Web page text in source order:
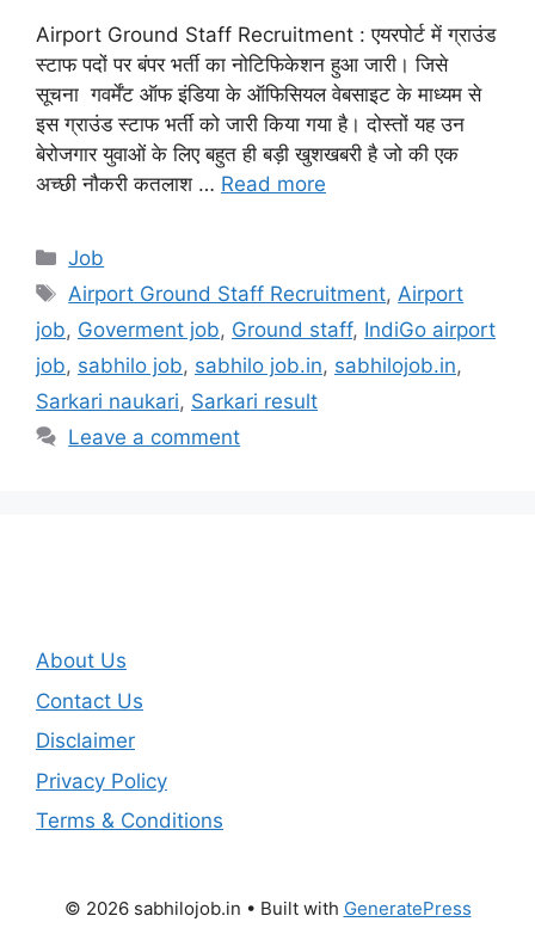
Airport Ground Staff Recruitment : एयरपोर्ट में ग्राउंड
स्टाफ पदों पर बंपर भर्ती का नोटिफिकेशन हुआ जारी। जिसे
सूचना गवर्मेंट ऑफ इंडिया के ऑफिसियल वेबसाइट के माध्यम से
इस ग्राउंड स्टाफ भर्ती को जारी किया गया है। दोस्तों यह उन
बेरोजगार युवाओं के लिए बहुत ही बड़ी खुशखबरी है जो की एक
अच्छी नौकरी कतलाश … Read more
Categories
Job
Tags
Airport Ground Staff Recruitment,Airport
job, Goverment job, Ground staff, IndiGo airport
job, sabhilo job, sabhilo job.in, sabhilojob.in,
Sarkari naukari, Sarkari result
Leave a comment
About Us
Contact Us
Disclaimer
Privacy Policy
Terms & Conditions
© 2026 sabhilojob.in • Built with GeneratePress